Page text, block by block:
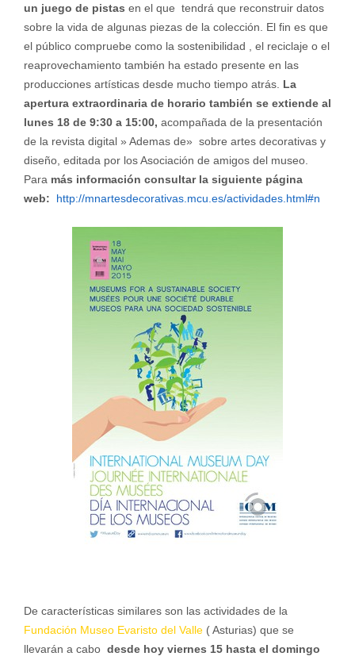
un juego de pistas en el que tendrá que reconstruir datos
sobre la vida de algunas piezas de la colección. El fin es que
el público compruebe como la sostenibilidad , el reciclaje o el
reaprovechamiento también ha estado presente en las
producciones artísticas desde mucho tiempo atrás. La
apertura extraordinaria de horario también se extiende al
lunes 18 de 9:30 a 15:00, acompañada de la presentación
de la revista digital » Ademas de» sobre artes decorativas y
diseño, editada por los Asociación de amigos del museo.
Para más información consultar la siguiente página
web:
http://mnartesdecorativas.mcu.es/actividades.html#n
De características similares son las actividades de la
Fundación Museo Evaristo del Valle( Asturias) que se
llevarán a cabo desde hoy viernes 15 hasta el domingo